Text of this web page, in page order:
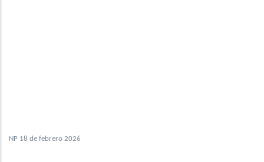
NP 18 de febrero 2026